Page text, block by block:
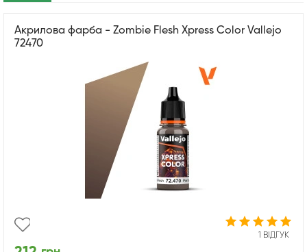
Акрилова фарба - Zombie Flesh Xpress Color Vallejo
72470
1 ВІДГУК